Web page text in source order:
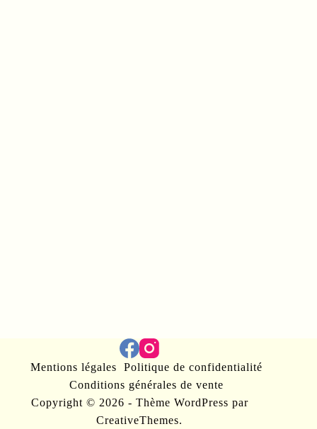
Mentions légales
Politique de confidentialité
Conditions générales de vente
Copyright © 2026 - Thème WordPress par
CreativeThemes.